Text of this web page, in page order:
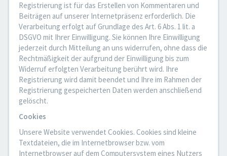
Registrierung ist für das Erstellen von Kommentaren und
Beiträgen auf unserer Internetpräsenz erforderlich. Die
Verarbeitung erfolgt auf Grundlage des Art. 6 Abs. 1 lit. a
DSGVO mit Ihrer Einwilligung. Sie können Ihre Einwilligung
jederzeit durch Mitteilung an uns widerrufen, ohne dass die
Rechtmäßigkeit der aufgrund der Einwilligung bis zum
Widerruf erfolgten Verarbeitung berührt wird. Ihre
Registrierung wird damit beendet und Ihre im Rahmen der
Registrierung gespeicherten Daten werden anschließend
gelöscht.
Cookies
Unsere Website verwendet Cookies. Cookies sind kleine
Textdateien, die im Internetbrowser bzw. vom
Internetbrowser auf dem Computersystem eines Nutzers